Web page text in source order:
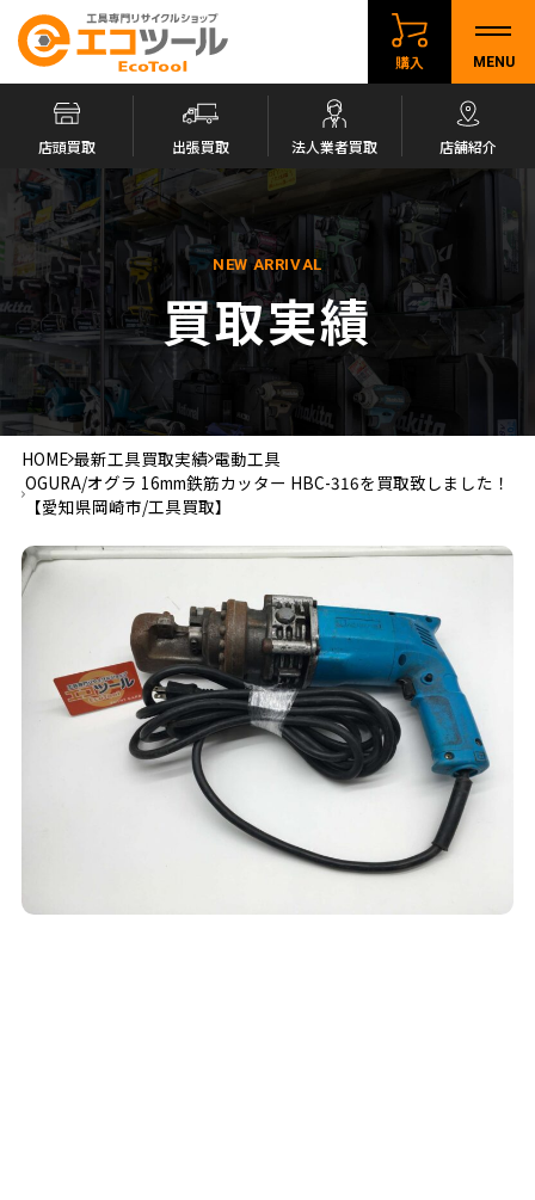
購入 MENU
店頭買取 出張買取 法人業者買取 店舗紹介
NEW ARRIVAL
買取実績
HOME 最新工具買取実績 電動工具
OGURA/オグラ 16mm鉄筋カッター HBC-316を買取致しました！
【愛知県岡崎市/工具買取】